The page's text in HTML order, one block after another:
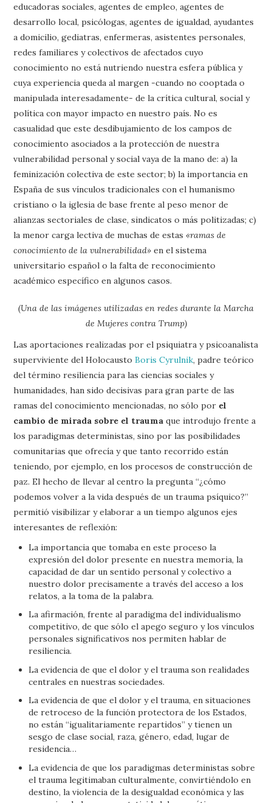
educadoras sociales, agentes de empleo, agentes de
desarrollo local, psicólogas, agentes de igualdad, ayudantes
a domicilio, gediatras, enfermeras, asistentes personales,
redes familiares y colectivos de afectados cuyo
conocimiento no está nutriendo nuestra esfera pública y
cuya experiencia queda al margen -cuando no cooptada o
manipulada interesadamente- de la crítica cultural, social y
política con mayor impacto en nuestro país. No es
casualidad que este desdibujamiento de los campos de
conocimiento asociados a la protección de nuestra
vulnerabilidad personal y social vaya de la mano de: a) la
feminización colectiva de este sector; b) la importancia en
España de sus vínculos tradicionales con el humanismo
cristiano o la iglesia de base frente al peso menor de
alianzas sectoriales de clase, sindicatos o más politizadas; c)
la menor carga lectiva de muchas de estas«ramas de
conocimiento de la vulnerabilidad» en el sistema
universitario español o la falta de reconocimiento
académico específico en algunos casos.
(Una de las imágenes utilizadas en redes durante la Marcha
de Mujeres contra Trump)
Las aportaciones realizadas por el psiquiatra y psicoanalista
superviviente del HolocaustoBoris Cyrulnik, padre teórico
del término resiliencia para las ciencias sociales y
humanidades, han sido decisivas para gran parte de las
ramas del conocimiento mencionadas, no sólo por el
cambio de mirada sobre el trauma que introdujo frente a
los paradigmas deterministas, sino por las posibilidades
comunitarias que ofrecía y que tanto recorrido están
teniendo, por ejemplo, en los procesos de construcción de
paz. El hecho de llevar al centro la pregunta “¿cómo
podemos volver a la vida después de un trauma psíquico?”
permitió visibilizar y elaborar a un tiempo algunos ejes
interesantes de reflexión:
La importancia que tomaba en este proceso la
expresión del dolor presente en nuestra memoria, la
capacidad de dar un sentido personal y colectivo a
nuestro dolor precisamente a través del acceso a los
relatos, a la toma de la palabra.
La afirmación, frente al paradigma del individualismo
competitivo, de que sólo el apego seguro y los vínculos
personales significativos nos permiten hablar de
resiliencia.
La evidencia de que el dolor y el trauma son realidades
centrales en nuestras sociedades.
La evidencia de que el dolor y el trauma, en situaciones
de retroceso de la función protectora de los Estados,
no están “igualitariamente repartidos” y tienen un
sesgo de clase social, raza, género, edad, lugar de
residencia…
La evidencia de que los paradigmas deterministas sobre
el trauma legitimaban culturalmente, convirtiéndolo en
destino, la violencia de la desigualdad económica y las